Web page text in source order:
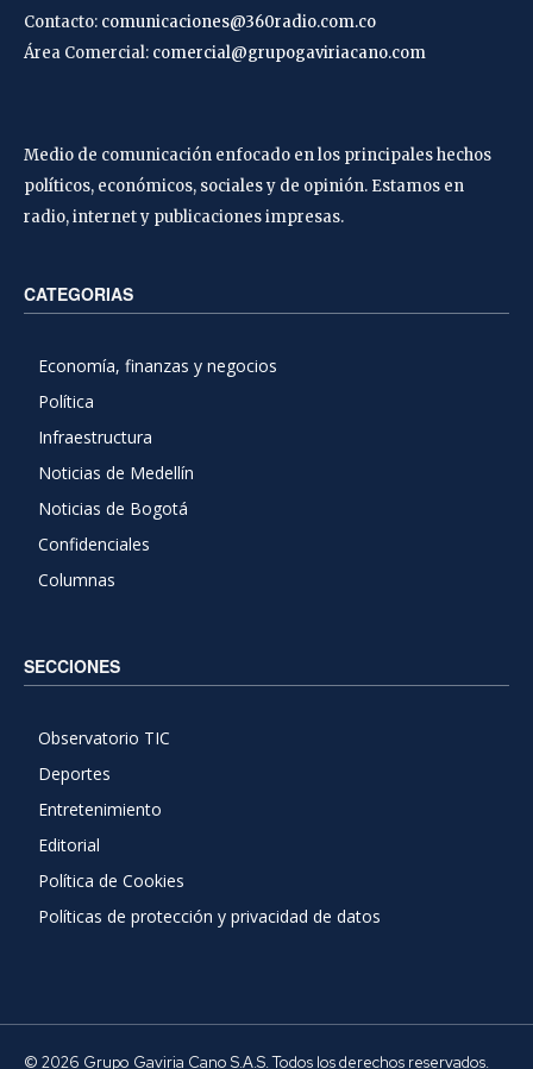
Contacto: comunicaciones@360radio.com.co
Área Comercial: comercial@grupogaviriacano.com
Medio de comunicación enfocado en los principales hechos
políticos, económicos, sociales y de opinión. Estamos en
radio, internet y publicaciones impresas.
CATEGORIAS
Economía, finanzas y negocios
Política
Infraestructura
Noticias de Medellín
Noticias de Bogotá
Confidenciales
Columnas
SECCIONES
Observatorio TIC
Deportes
Entretenimiento
Editorial
Política de Cookies
Políticas de protección y privacidad de datos
© 2026 Grupo Gaviria Cano S.A.S. Todos los derechos reservados.